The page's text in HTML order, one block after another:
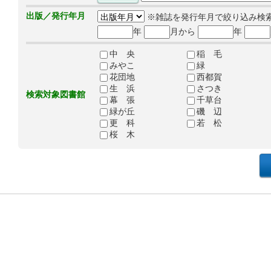
出版／発行年月
※雑誌を発行年月で絞り込み検
年
月から 年
検索対象図書館
中 央
稲 毛
みやこ
緑
花団地
西都賀
生 浜
さつき
幕 張
千草台
緑が丘
磯 辺
更 科
若 松
桜 木